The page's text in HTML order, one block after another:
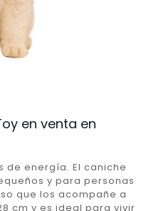
en venta en
de energía. El caniche
y para personas
que los acompañe a
cm y es ideal para vivir